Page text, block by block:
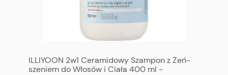
ILLIYOON 2w1 Ceramidowy Szampon z Żeń-
szeniem do Włosów i Ciała 400 ml -